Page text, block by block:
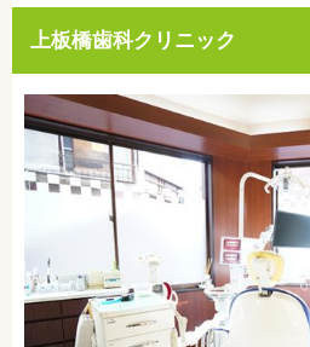
上板橋歯科クリニック